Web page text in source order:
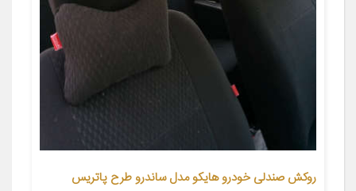
روکش صندلی خودرو هایکو مدل ساندرو طرح پاتریس